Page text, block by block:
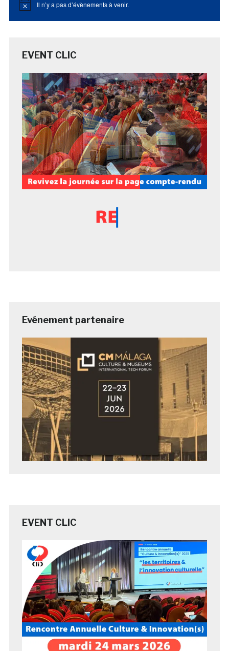
Notice Il n’y a pas d’évènements à venir.
EVENT CLIC
Evénement partenaire
EVENT CLIC